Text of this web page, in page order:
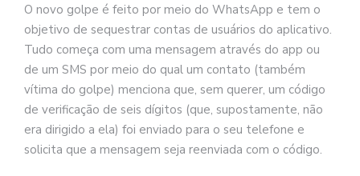
O novo golpe é feito por meio do WhatsApp e tem o
objetivo de sequestrar contas de usuários do aplicativo.
Tudo começa com uma mensagem através do app ou
de um SMS por meio do qual um contato (também
vítima do golpe) menciona que, sem querer, um código
de verificação de seis dígitos (que, supostamente, não
era dirigido a ela) foi enviado para o seu telefone e
solicita que a mensagem seja reenviada com o código.